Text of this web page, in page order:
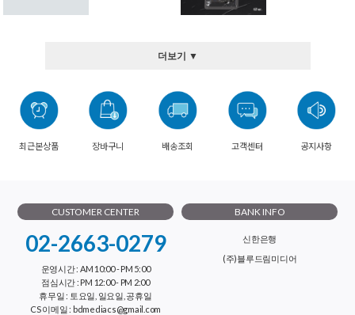
더보기 ▼
최근본상품 장바구니 배송조회 고객센터 공지사항
CUSTOMER CENTER
02-2663-0279
운영시간 : AM 10:00 - PM 5:00
점심시간 : PM 12:00 - PM 2:00
휴무일 : 토요일, 일요일, 공휴일
CS 이메일 : bdmediacs@gmail.com
BANK INFO
신한은행
(주)블루드림미디어